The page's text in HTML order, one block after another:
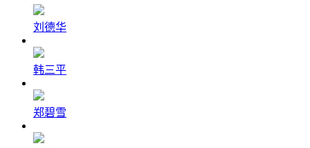
刘德华
韩三平
郑碧雪